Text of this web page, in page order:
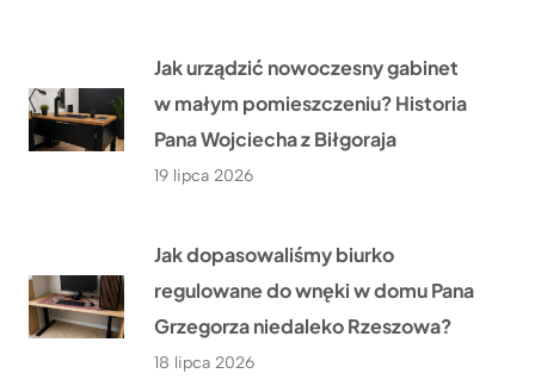
Jak urządzić nowoczesny gabinet
w małym pomieszczeniu? Historia
Pana Wojciecha z Biłgoraja
19 lipca 2026
Jak dopasowaliśmy biurko
regulowane do wnęki w domu Pana
Grzegorza niedaleko Rzeszowa?
18 lipca 2026